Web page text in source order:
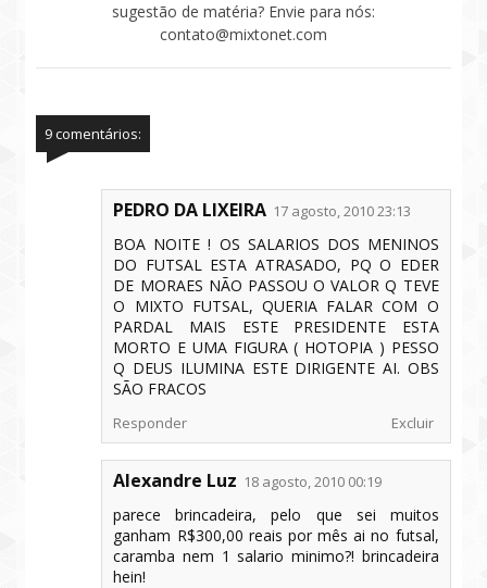
sugestão de matéria? Envie para nós:
contato@mixtonet.com
9 comentários:
PEDRO DA LIXEIRA 17 agosto, 2010 23:13
BOA NOITE ! OS SALARIOS DOS MENINOS
DO FUTSAL ESTA ATRASADO, PQ O EDER
DE MORAES NÃO PASSOU O VALOR Q TEVE
O MIXTO FUTSAL, QUERIA FALAR COM O
PARDAL MAIS ESTE PRESIDENTE ESTA
MORTO E UMA FIGURA ( HOTOPIA ) PESSO
Q DEUS ILUMINA ESTE DIRIGENTE AI. OBS
SÃO FRACOS
Responder Excluir
Alexandre Luz 18 agosto, 2010 00:19
parece brincadeira, pelo que sei muitos
ganham R$300,00 reais por mês ai no futsal,
caramba nem 1 salario minimo?! brincadeira
hein!